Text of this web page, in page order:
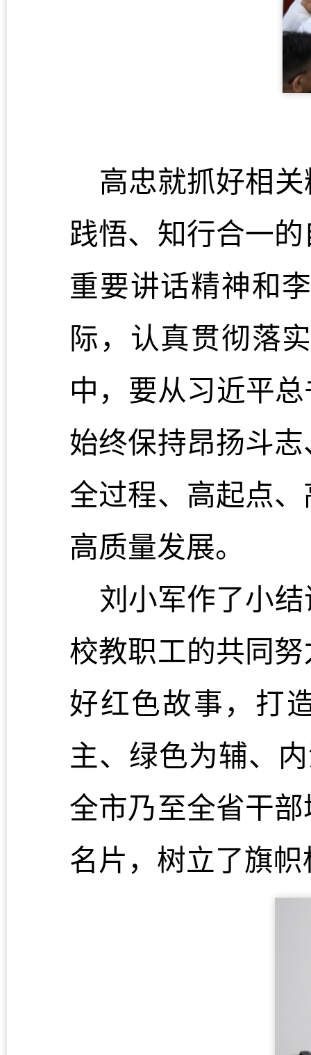
高忠就抓好相
践悟、知行合一
重要讲话精神和
际，认真贯彻落
中，要从习近平
始终保持昂扬斗
全过程、 高起点
高质量发展。
刘小军作了小
校教职工的共同
好红色故事，打
主、绿色为辅、
全市乃至全省干
名片，树立了旗